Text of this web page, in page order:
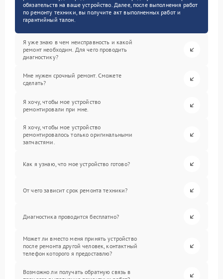
обязательств на ваше устройство. Далее, после выполнения работ
по ремонту техники, вы получите акт выполненных работ и
гарантийный талон.
Я уже знаю в чем неисправность и какой
ремонт необходим. Для чего проводить
диагностику?
Мне нужен срочный ремонт. Сможете
сделать?
Я хочу, чтобы мое устройство
ремонтировали при мне.
Я хочу, чтобы мое устройство
ремонтировалось только оригинальными
запчастями.
Как я узнаю, что мое устройство готово?
От чего зависит срок ремонта техники?
Диагностика проводится бесплатно?
Может ли вместо меня принять устройство
после ремонта другой человек, контактный
телефон которого я предоставлю?
Возможно ли получать обратную связь в